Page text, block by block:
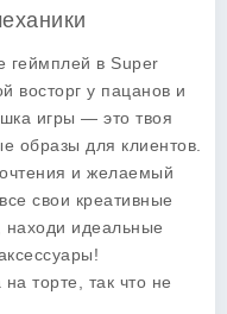
геймплей в Super
восторг у пацанов и
игры — это твоя
образы для клиентов.
и желаемый
свои креативные
идеальные
торте, так что не